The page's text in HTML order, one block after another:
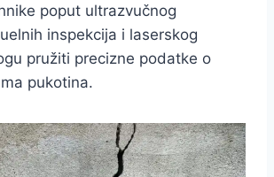
poput ultrazvučnog
inspekcija i laserskog
pružiti precizne podatke o
pukotina.